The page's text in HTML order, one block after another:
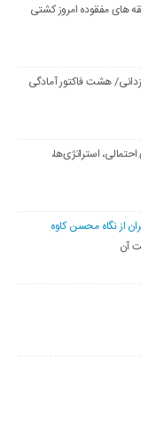
های مفقوده امروز کشتی
هشت فاکتور آمادگی
استراتژی‌ها،
از نگاه محسن کاوه
آن